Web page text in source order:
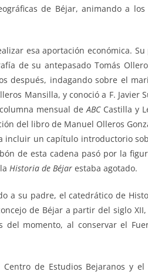
de Béjar, animando a
esa aportación económica.
de su antepasado Tomás
indagando sobre el
Mansilla, y conoció a F.
mensual deABCCastilla y
del libro de Manuel Olleros
incluir un capítulo introductorio
de esta cadena pasó por la
Historia de Béjar estaba agotado.
a su padre, el catedrático de
de Béjar a partir del siglo
momento, al conservar el
de Estudios Bejaranos y